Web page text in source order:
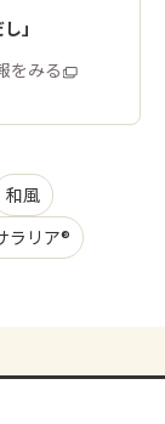
」
をみる
和風
ラリア®